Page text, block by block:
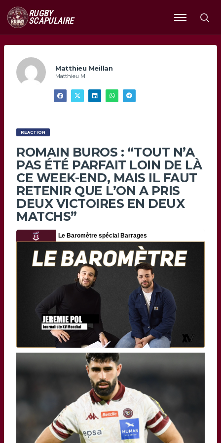
RUGBY
SCAPULAIRE
Ouvrir
le
Matthieu Meillan
Matthieu M
RÉACTION
ROMAIN BUROS : “TOUT N’A
PAS ÉTÉ PARFAIT LOIN DE LÀ
CE WEEK-END, MAIS IL FAUT
RETENIR QUE L’ON A PRIS
DEUX VICTOIRES EN DEUX
MATCHS”